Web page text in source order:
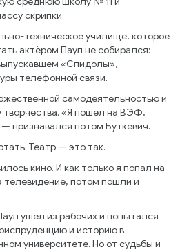
скрипки.
техническое училище, которое
актёром Паул не собирался:
«Спидолы»,
телефонной связи.
самодеятельностью и
творчества. «Я пошёл на ВЭФ,
признавался потом Буткевич.
Театр — это так.
кино. И как только я попал на
потом пошли и
ушёл из рабочих и попытался
и историю в
университете. Но от судьбы и